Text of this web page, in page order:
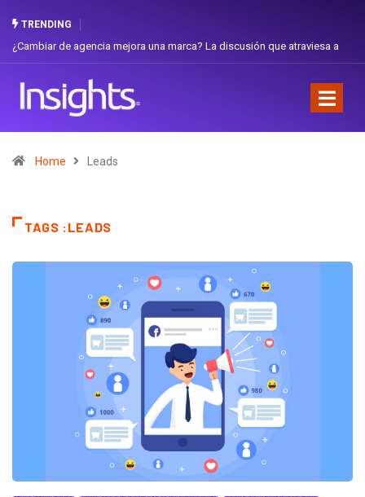
TRENDING
¿Cambiar de agencia mejora una marca? La discusión que atraviesa a
Home Leads
TAGS :LEADS